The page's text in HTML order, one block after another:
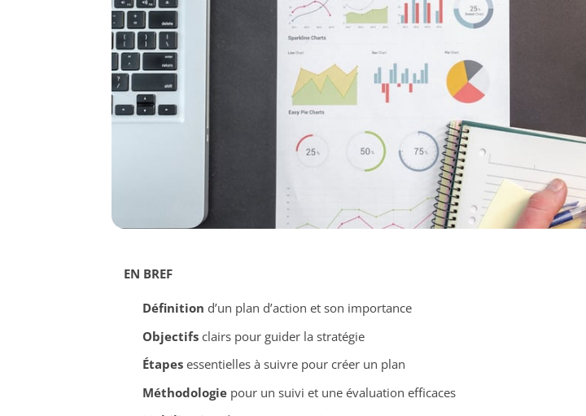
EN BREF
Définition d’un plan d’action et son importance
Objectifsclairs pour guider la stratégie
Étapesessentielles à suivre pour créer un plan
Méthodologiepour un suivi et une évaluation efficaces